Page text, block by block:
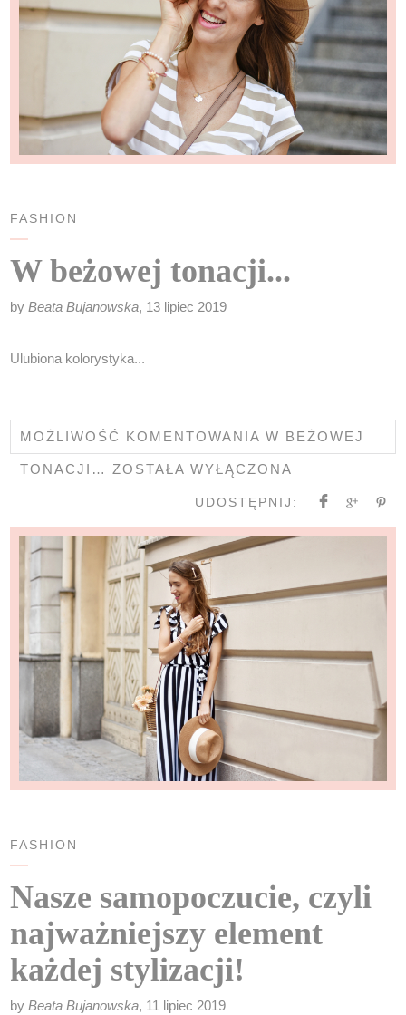
FASHION
W beżowej tonacji...
byBeata Bujanowska, 13 lipiec 2019
Ulubiona kolorystyka...
MOŻLIWOŚĆ KOMENTOWANIAW BEŻOWEJ
TONACJI… ZOSTAŁA WYŁĄCZONA
UDOSTĘPNIJ:
FASHION
Nasze samopoczucie, czyli
najważniejszy element
każdej stylizacji!
byBeata Bujanowska, 11 lipiec 2019